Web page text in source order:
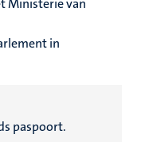
Ministerie van
in
paspoort.